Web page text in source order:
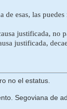
de esas, las
justificada, no
justificada,
no el estatus.
Segoviana de